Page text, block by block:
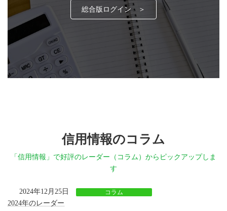
総合版ログイン ＞
信用情報のコラム
「信用情報」で好評のレーダー（コラム）からピックアップしま
す
2024年12月25日 コラム
2024年のレーダー